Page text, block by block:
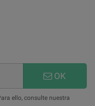
OK
ello, consulte nuestra